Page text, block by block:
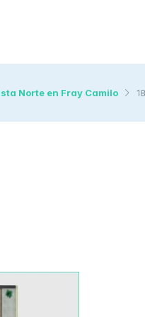
Norte en Fray Camilo